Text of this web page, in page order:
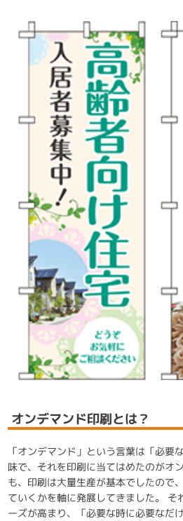
オンデマンド印刷とは？
「オンデマンド」という言葉は「必要
味で、それを印刷に当てはめたのがオ
も、印刷は大量生産が基本でしたので
ていくかを軸に発展してきました。 そ
ーズが高まり、「必要な時に必要なだ